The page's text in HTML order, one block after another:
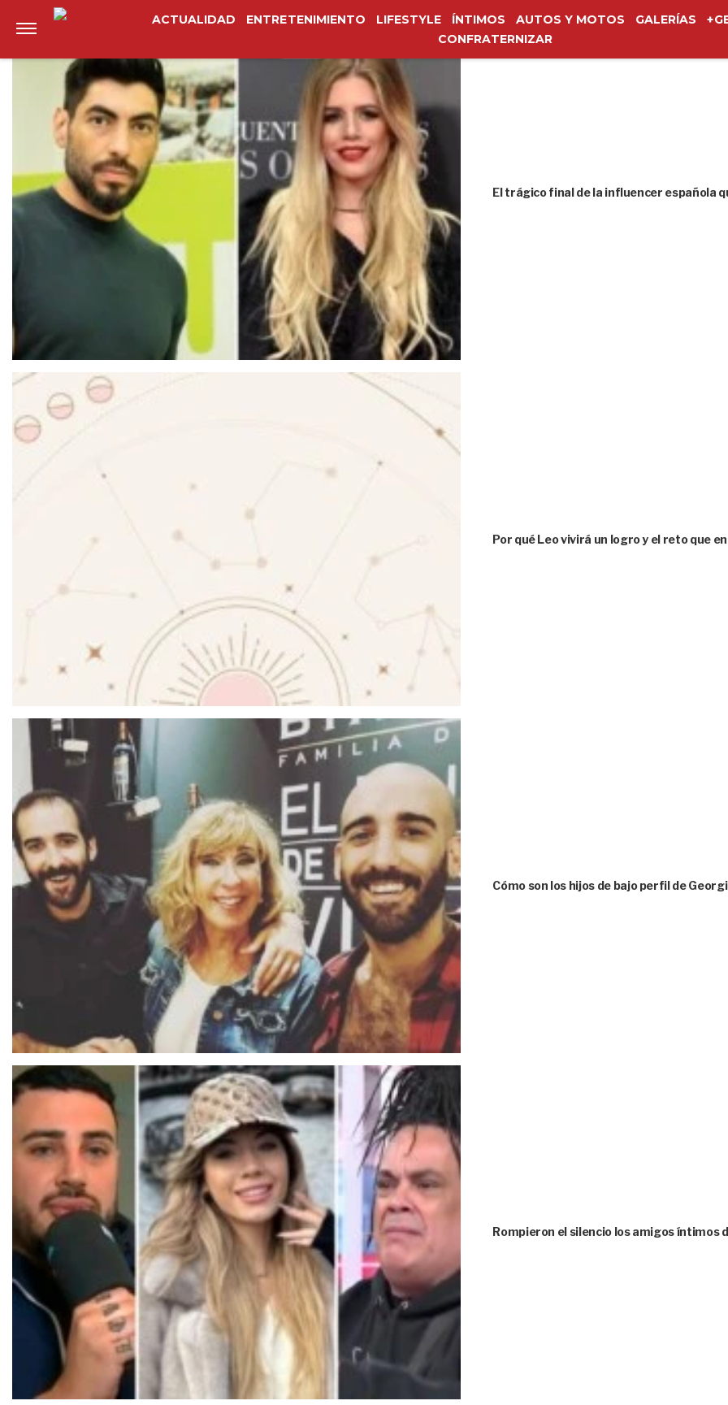
ACTUALIDAD ENTRETENIMIENTO LIFESTYLE ÍNTIMOS AUTOS Y MOTOS GALERÍAS
CONFRATERNIZAR
Anterior
El trágico final de la influencer española
Por qué Leo vivirá un logro y el reto que
Cómo son los hijos de bajo perfil de
Rompieron el silencio los amigos íntimos
Siguiente